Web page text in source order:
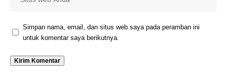
Simpan nama, email, dan situs web saya pada peramban ini
untuk komentar saya berikutnya.